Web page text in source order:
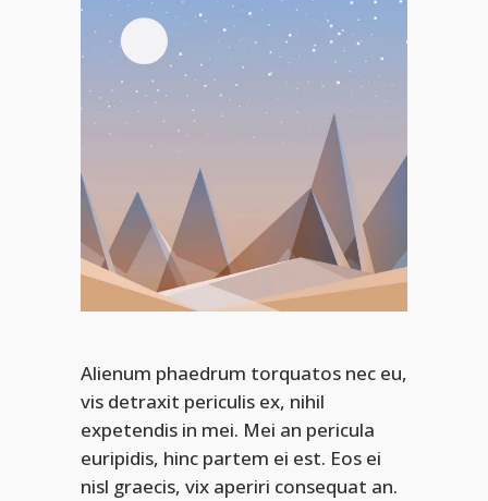
Alienum phaedrum torquatos nec eu,
vis detraxit periculis ex, nihil
expetendis in mei. Mei an pericula
euripidis, hinc partem ei est. Eos ei
nisl graecis, vix aperiri consequat an.